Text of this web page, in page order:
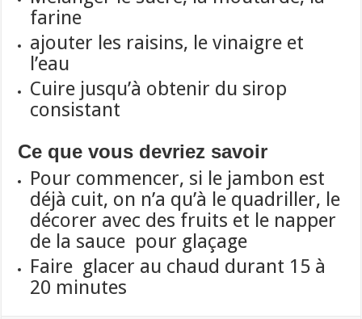
farine
ajouter les raisins, le vinaigre et
l’eau
Cuire jusqu’à obtenir du sirop
consistant
Ce que vous devriez savoir
Pour commencer, si le jambon est
déjà cuit, on n’a qu’à le quadriller, le
décorer avec des fruits et le napper
de la sauce pour glaçage
Faire glacer au chaud durant 15 à
20 minutes